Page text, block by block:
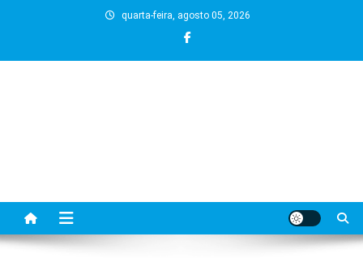
quarta-feira, agosto 05, 2026